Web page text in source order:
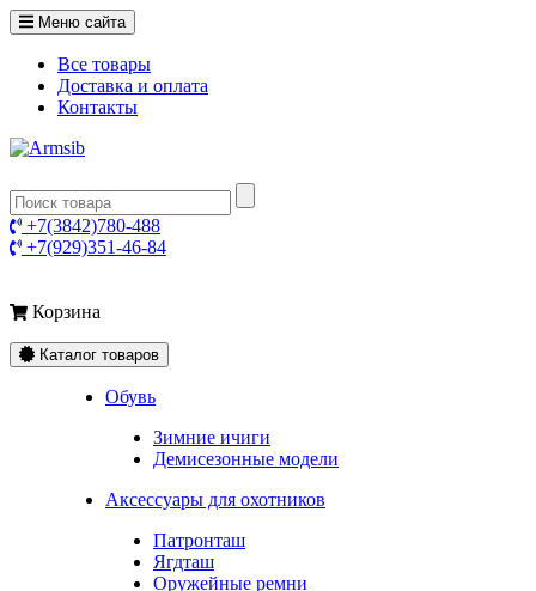
Меню сайта
Все товары
Доставка и оплата
Контакты
+7(3842)780-488
+7(929)351-46-84
Корзина
Каталог товаров
Обувь
Зимние ичиги
Демисезонные модели
Аксессуары для охотников
Патронташ
Ягдташ
Оружейные ремни